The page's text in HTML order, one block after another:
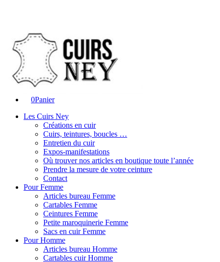
0Panier
Les Cuirs Ney
Créations en cuir
Cuirs, teintures, boucles …
Entretien du cuir
Expos-manifestations
Où trouver nos articles en boutique toute l’année
Prendre la mesure de votre ceinture
Contact
Pour Femme
Articles bureau Femme
Cartables Femme
Ceintures Femme
Petite maroquinerie Femme
Sacs en cuir Femme
Pour Homme
Articles bureau Homme
Cartables cuir Homme